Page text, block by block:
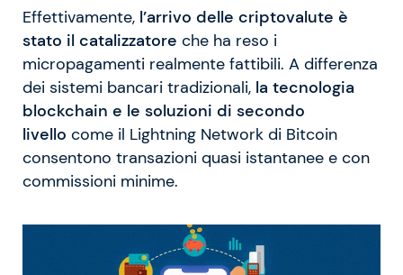
Effettivamente, l’arrivo delle criptovalute è
stato il catalizzatore che ha reso i
micropagamenti realmente fattibili. A differenza
dei sistemi bancari tradizionali, la tecnologia
blockchain e le soluzioni di secondo
livello come il Lightning Network di Bitcoin
consentono transazioni quasi istantanee e con
commissioni minime.